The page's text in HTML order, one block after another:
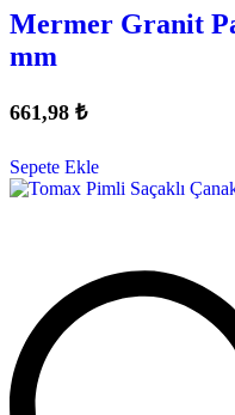
Mermer Granit
mm
661,98 ₺
Sepete Ekle